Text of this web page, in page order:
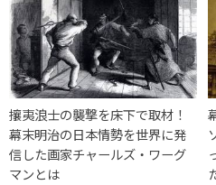
攘夷浪士の襲撃を床下で取材！
幕末明治の日本情勢を世界に発
信した画家チャールズ・ワーグ
マンとは